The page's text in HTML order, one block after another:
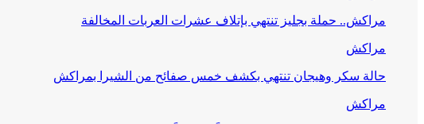
مراكش.. حملة بجليز تنتهي بإتلاف عشرات العربات المخالفة
مراكش
حالة سكر وهيجان تنتهي بكشف خمس صفائح من الشيرا بمراكش
مراكش